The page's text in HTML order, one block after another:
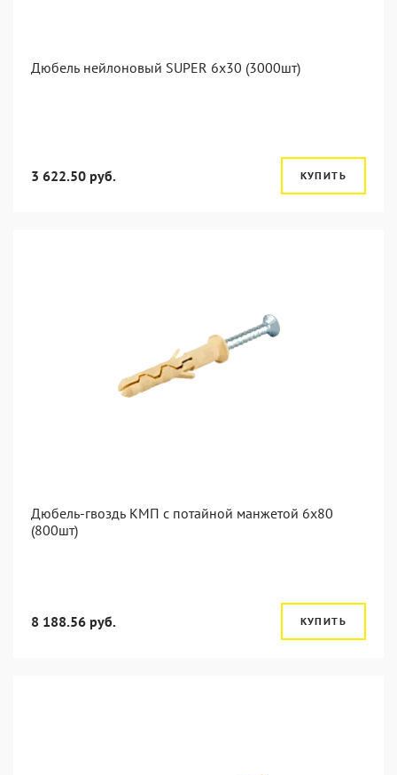
Дюбель нейлоновый SUPER 6x30 (3000шт)
3 622.50 руб. КУПИТЬ
Дюбель-гвоздь КМП с потайной манжетой 6x80
(800шт)
8 188.56 руб. КУПИТЬ